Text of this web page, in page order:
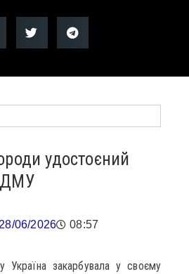
удостоєний
28/06/2026 08:57
Україна закарбувала у своєму